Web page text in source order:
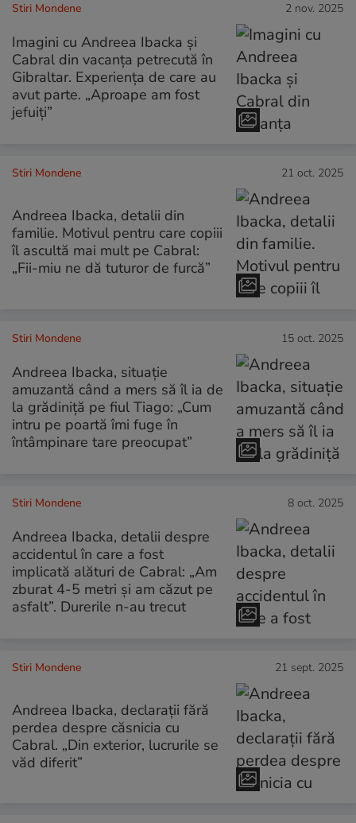
Stiri Mondene 2 nov. 2025
Imagini cu Andreea Ibacka și
Cabral din vacanța petrecută în
Gibraltar. Experiența de care au
avut parte. „Aproape am fost
jefuiți”
Stiri Mondene 21 oct. 2025
Andreea Ibacka, detalii din
familie. Motivul pentru care copiii
îl ascultă mai mult pe Cabral:
„Fii-miu ne dă tuturor de furcă”
Stiri Mondene 15 oct. 2025
Andreea Ibacka, situație
amuzantă când a mers să îl ia de
la grădiniță pe fiul Tiago: „Cum
intru pe poartă îmi fuge în
întâmpinare tare preocupat”
Stiri Mondene 8 oct. 2025
Andreea Ibacka, detalii despre
accidentul în care a fost
implicată alături de Cabral: „Am
zburat 4-5 metri și am căzut pe
asfalt”. Durerile n-au trecut
Stiri Mondene 21 sept. 2025
Andreea Ibacka, declarații fără
perdea despre căsnicia cu
Cabral. „Din exterior, lucrurile se
văd diferit”